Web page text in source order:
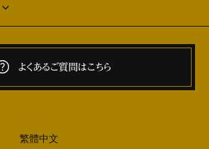
よくあるご質問はこちら
繁體中文